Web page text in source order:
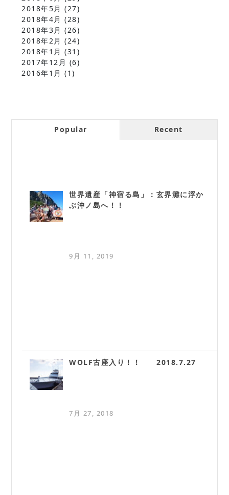
2018年5月 (27)
2018年4月 (28)
2018年3月 (26)
2018年2月 (24)
2018年1月 (31)
2017年12月 (6)
2016年1月 (1)
Popular Recent
世界遺産「神宿る島」：玄界灘に浮か
ぶ沖ノ島へ！！
9月 11, 2019
WOLF古座入り！！ 2018.7.27
7月 27, 2018